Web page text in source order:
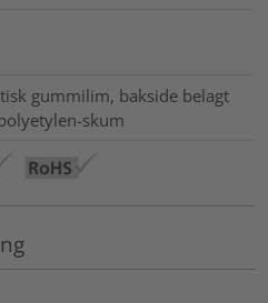
gummilim, bakside belagt
skum